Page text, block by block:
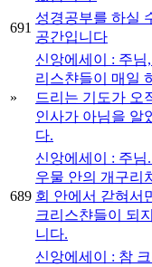
691
성경공부를 하실
공간입니다
»
신앙에세이 : 주님
리스챤들이 매일
드리는 기도가 오
인사가 아님을 알
다.
689
신앙에세이 : 주님
우물 안의 개구리
회 안에서 갇혀서
크리스챤들이 되
니다.
신앙에세이 : 참